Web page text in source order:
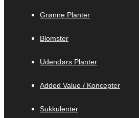
Grønne Planter
Blomster
Udendørs Planter
Added Value / Koncepter
Sukkulenter